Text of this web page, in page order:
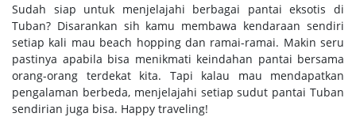
Sudah siap untuk menjelajahi berbagai pantai eksotis di
Tuban? Disarankan sih kamu membawa kendaraan sendiri
setiap kali mau beach hopping dan ramai-ramai. Makin seru
pastinya apabila bisa menikmati keindahan pantai bersama
orang-orang terdekat kita. Tapi kalau mau mendapatkan
pengalaman berbeda, menjelajahi setiap sudut pantai Tuban
sendirian juga bisa. Happy traveling!